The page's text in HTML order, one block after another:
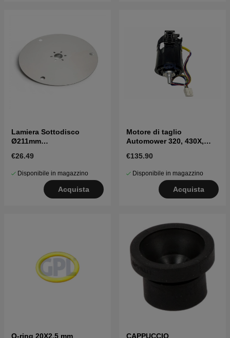
Lamiera Sottodisco
Ø211mm
2020->
€26.49
Disponibile in magazzino
Acquista
Motore di taglio
Automower 320, 430X,
€135.90
Disponibile in magazzino
Acquista
O-ring 20X2,5 mm CAPPUCCIO